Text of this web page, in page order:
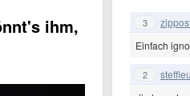
ihm,
3
Einfach
2 steffleu